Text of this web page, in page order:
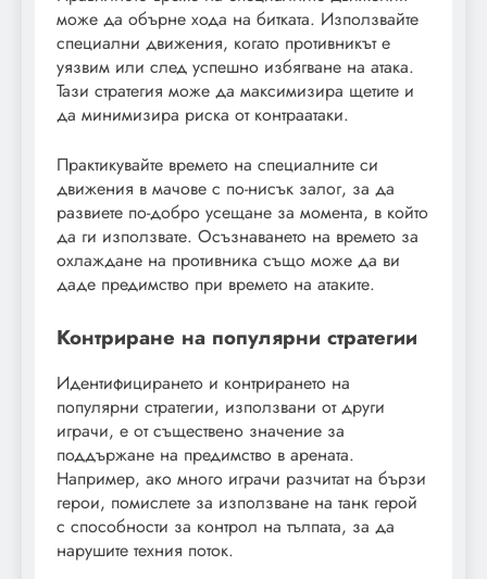
може да обърне хода на битката. Използвайте
специални движения, когато противникът е
уязвим или след успешно избягване на атака.
Тази стратегия може да максимизира щетите и
да минимизира риска от контраатаки.
Практикувайте времето на специалните си
движения в мачове с по-нисък залог, за да
развиете по-добро усещане за момента, в който
да ги използвате. Осъзнаването на времето за
охлаждане на противника също може да ви
даде предимство при времето на атаките.
Контриране на популярни стратегии
Идентифицирането и контрирането на
популярни стратегии, използвани от други
играчи, е от съществено значение за
поддържане на предимство в арената.
Например, ако много играчи разчитат на бързи
герои, помислете за използване на танк герой
с способности за контрол на тълпата, за да
нарушите техния поток.